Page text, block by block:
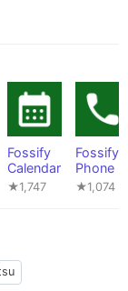
Fossify
Calendar
★1,747
Fossify
Phone
★1,074